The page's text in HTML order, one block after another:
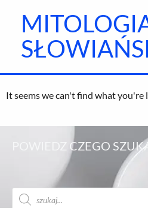
It seems we can't find what you're
POWIEDZ CZEGO
Wyszukiwarka
produktów